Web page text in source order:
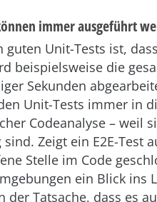
immer ausgeführt
guten Unit-Tests ist,
beispielsweise die
Sekunden
Unit-Tests immer in
Codeanalyse – weil
Zeigt ein E2E-Test
Stelle im Code
ein Blick ins
der Tatsache, dass es